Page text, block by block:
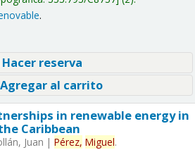
.
reserva
al carrito
in renewable energy in
Caribbean
Juan | Pérez, Miguel.